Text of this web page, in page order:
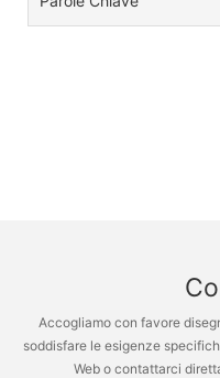
Accogliamo con favore
soddisfare le esigenze
Web o contattarci